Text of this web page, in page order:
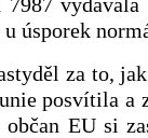
úsporek
za to,
posvítila
občan EU si